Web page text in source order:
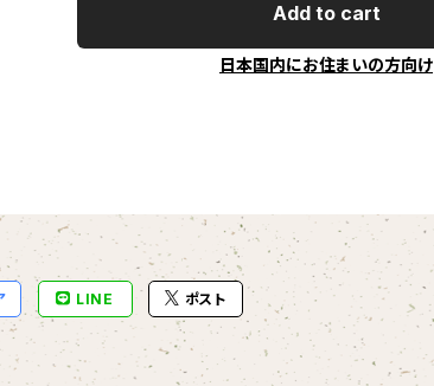
Add to cart
日本国内にお住まいの方向け
LINE ポスト